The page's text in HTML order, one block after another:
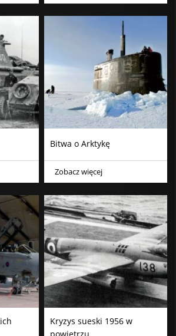
Bitwa o Arktykę
Zobacz więcej
Kryzys sueski 1956 w